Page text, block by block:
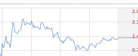
14:55
盛达资源
快速拉升
永安药业
14:53
中农立华